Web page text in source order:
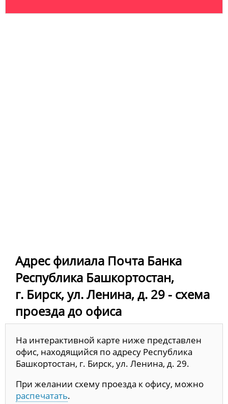
Адрес филиала Почта Банка
Республика Башкортостан,
г. Бирск, ул. Ленина, д. 29 - схема
проезда до офиса
На интерактивной карте ниже представлен
офис, находящийся по адресу Республика
Башкортостан, г. Бирск, ул. Ленина, д. 29.
При желании схему проезда к офису, можно
распечатать.